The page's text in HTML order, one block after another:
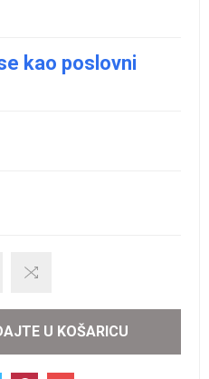
kao poslovni
U KOŠARICU